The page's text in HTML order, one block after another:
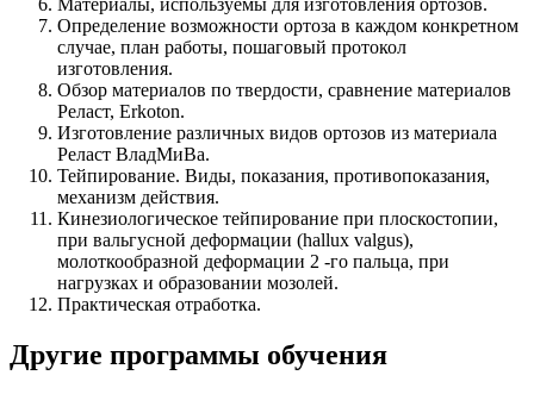
Материалы, используемы для изготовления ортозов.
Определение возможности ортоза в каждом конкретном
случае, план работы, пошаговый протокол
изготовления.
Обзор материалов по твердости, сравнение материалов
Реласт, Erkoton.
Изготовление различных видов ортозов из материала
Реласт ВладМиВа.
Тейпирование. Виды, показания, противопоказания,
механизм действия.
Кинезиологическое тейпирование при плоскостопии,
при вальгусной деформации (hallux valgus),
молоткообразной деформации 2 -го пальца, при
нагрузках и образовании мозолей.
Практическая отработка.
Другие программы обучения